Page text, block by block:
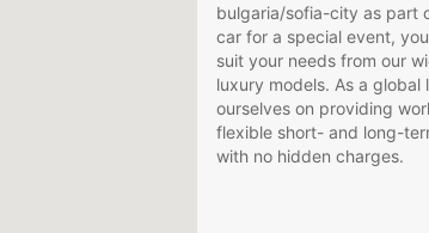
bulgaria/sofia-city as part
car for a special event,
suit your needs from our
luxury models. As a
ourselves on providing
flexible short- and long-
with no hidden charges.